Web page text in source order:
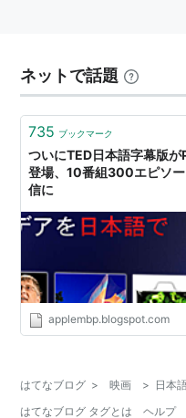
ネットで話題
735 ブックマーク
ついにTED日本語字幕版
登場、10番組300エピソ
信に
applembp.blogspot.com
はてなブログ > 映画 > 日本
はてなブログ タグとは
ヘルプ